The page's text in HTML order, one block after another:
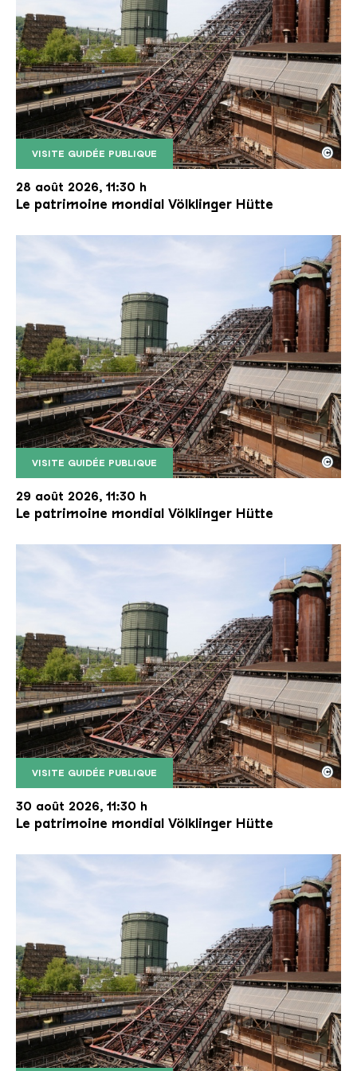
VISITE GUIDÉE PUBLIQUE
Le monte-charge incliné de la Völklinger Hütte
Copyright: Weltkulturerbe Völklinger Hütte | Karl
©
28 août 2026, 11:30 h
Le patrimoine mondial Völklinger Hütte
VISITE GUIDÉE PUBLIQUE
Le monte-charge incliné de la Völklinger Hütte
Copyright: Weltkulturerbe Völklinger Hütte | Karl
©
29 août 2026, 11:30 h
Le patrimoine mondial Völklinger Hütte
VISITE GUIDÉE PUBLIQUE
Le monte-charge incliné de la Völklinger Hütte
Copyright: Weltkulturerbe Völklinger Hütte | Karl
©
30 août 2026, 11:30 h
Le patrimoine mondial Völklinger Hütte